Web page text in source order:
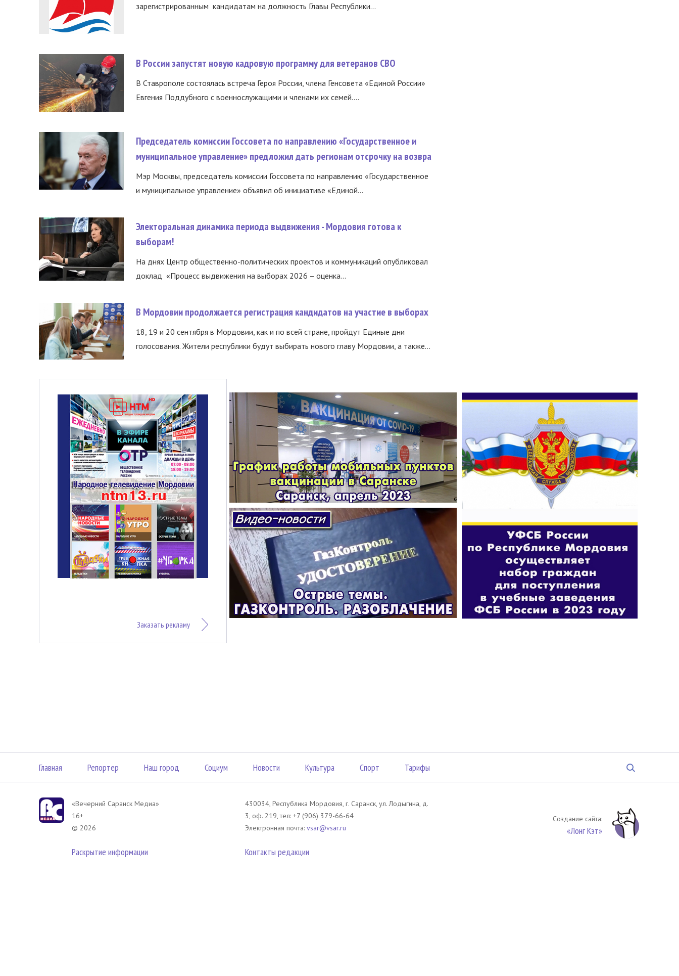
зарегистрированным кандидатам на должность Главы Республики...
В России запустят новую кадровую программу для ветеранов СВО
В Ставрополе состоялась встреча Героя России, члена Генсовета «Единой России»
Евгения Поддубного с военнослужащими и членами их семей....
Председатель комиссии Госсовета по направлению «Государственное и
муниципальное управление» предложил дать регионам отсрочку на возвра
Мэр Москвы, председатель комиссии Госсовета по направлению «Государственное
и муниципальное управление» объявил об инициативе «Единой...
Электоральная динамика периода выдвижения - Мордовия готова к
выборам!
На днях Центр общественно-политических проектов и коммуникаций опубликовал
доклад «Процесс выдвижения на выборах 2026 – оценка...
В Мордовии продолжается регистрация кандидатов на участие в выборах
18, 19 и 20 сентября в Мордовии, как и по всей стране, пройдут Единые дни
голосования. Жители республики будут выбирать нового главу Мордовии, а также...
Заказать рекламу
Главная Репортер Наш город Социум Новости Культура Спорт Тарифы
«Вечерний Саранск Mедиа»
16+
© 2026
Раскрытие информации
430034, Республика Мордовия, г. Саранск, ул. Лодыгина, д.
3, оф. 219, тел: +7 (906) 379-66-64
Электронная почта: vsar@vsar.ru
Контакты редакции
Создание сайта:
«Лонг Кэт»